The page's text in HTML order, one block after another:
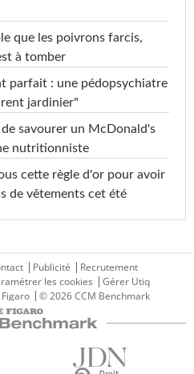
que les poivrons farcis,
à tomber
parfait : une pédopsychiatre
jardinier"
savourer un McDonald's
nutritionniste
cette règle d'or pour avoir
de vêtements cet été
Publicité
Recrutement
les cookies
Gérer Utiq
© 2026 CCM Benchmark